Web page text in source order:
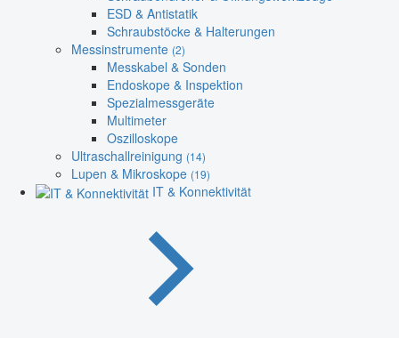
ESD & Antistatik
Schraubstöcke & Halterungen
Messinstrumente (2)
Messkabel & Sonden
Endoskope & Inspektion
Spezialmessgeräte
Multimeter
Oszilloskope
Ultraschallreinigung (14)
Lupen & Mikroskope (19)
IT & Konnektivität